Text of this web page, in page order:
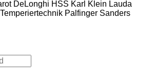
DeLonghi HSS Karl Klein Lauda
Palfinger Sanders